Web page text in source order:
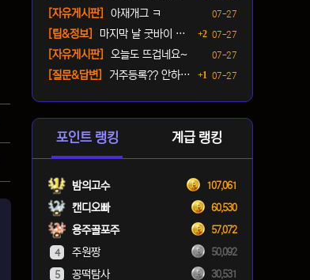
등록일
07-27
[자유게시판]
아재개그 ㅋ
등록일
07-27
[팁&정보] 마지막 날 굿바이 패키지(짐… 2댓글
등록일
07-27
[자유게시판]
오늘도 뜨겁네요~
등록일
07-27
[질문&답변] 거주등록?? 안하면 단속오나… 1댓글
포인트 랭킹 계급 랭킹
밤의고수 107,061
캔디오빠 60,530
용주골포주 57,072
4 주원짱 50,092
5 꽁떡탐사 30,531